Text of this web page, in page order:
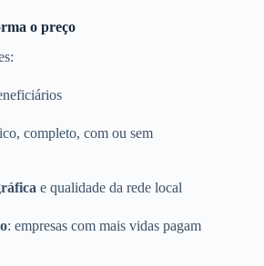
o preço
completo, com ou sem
e qualidade da rede local
: empresas com mais vidas pagam